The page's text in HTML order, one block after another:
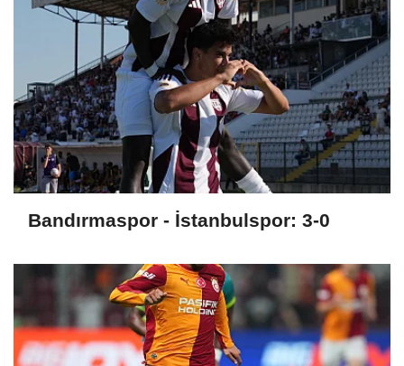
Bandırmaspor - İstanbulspor: 3-0